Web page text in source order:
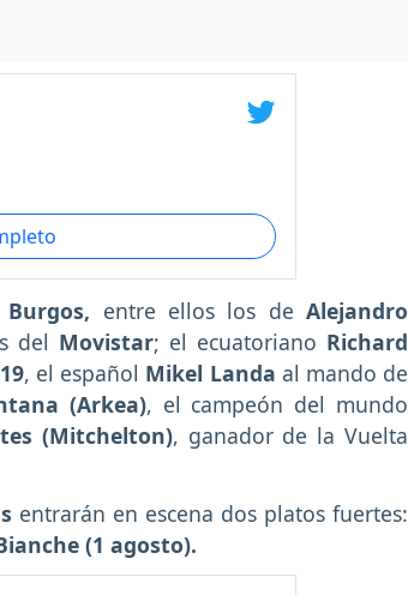
Burgos, entre ellos los deAlejandro
del Movistar; el ecuatoriano Richard
, el español Mikel Landa al mando de
(Arkea), el campeón del mundo
(Mitchelton), ganador de la Vuelta
entrarán en escena dos platos fuertes:
(1 agosto).